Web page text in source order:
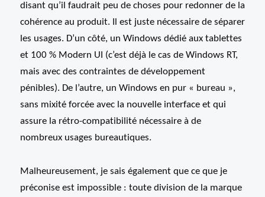
disant qu’il faudrait peu de choses pour redonner de la
cohérence au produit. Il est juste nécessaire de séparer
les usages. D’un côté, un Windows dédié aux tablettes
et 100 % Modern UI (c’est déjà le cas de Windows RT,
mais avec des contraintes de développement
pénibles). De l’autre, un Windows en pur « bureau »,
sans mixité forcée avec la nouvelle interface et qui
assure la rétro-compatibilité nécessaire à de
nombreux usages bureautiques.
Malheureusement, je sais également que ce que je
préconise est impossible : toute division de la marque